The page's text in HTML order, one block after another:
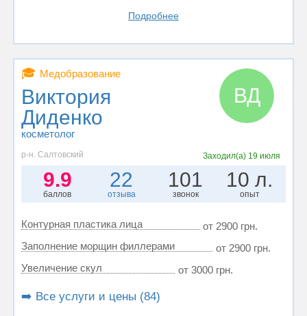
Подробнее
🎓 Медобразование
Виктория
Диденко
косметолог
ВД
р-н. Салтовский Заходил(а) 19 июля
9.9
баллов
22
отзыва
101
звонок
10 л.
опыт
Контурная пластика лица
от 2900 грн.
Заполнение морщин филлерами
от 2900 грн.
Увеличение скул
от 3000 грн.
➡️ Все услуги и цены (84)